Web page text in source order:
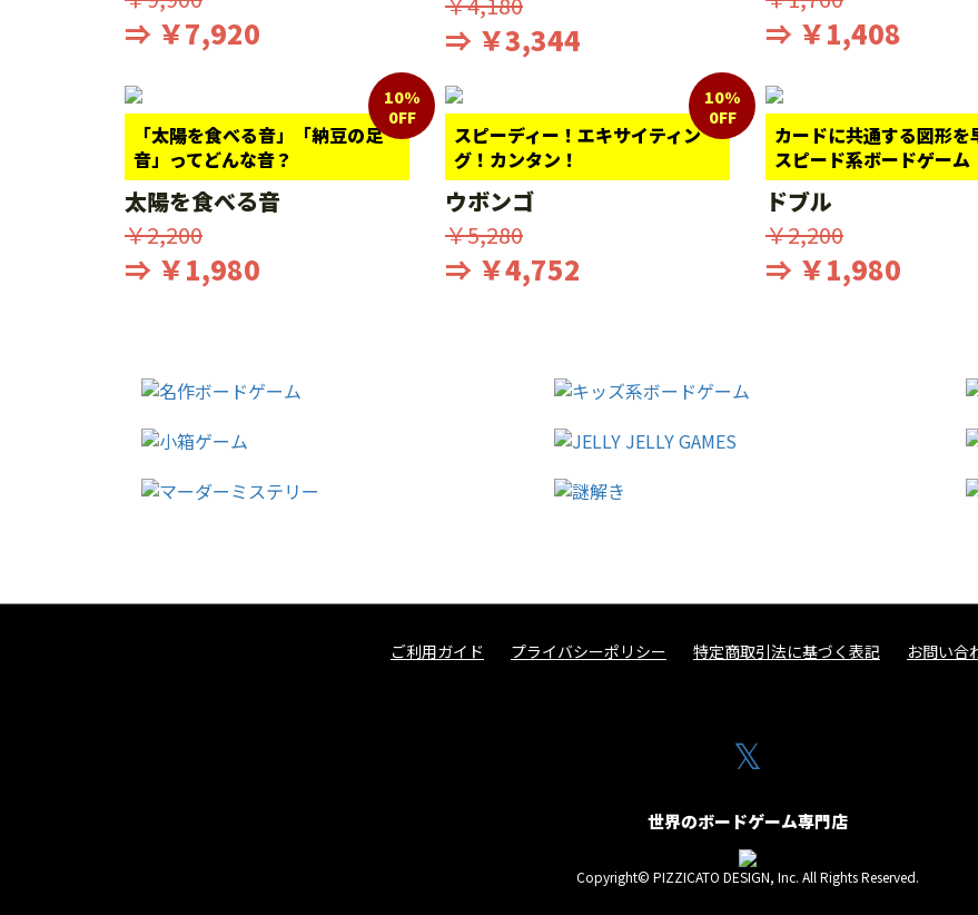
⇒ ￥7,920 ⇒ ￥3,344 ⇒ ￥1,408
「太陽を食べる音」「納豆の足
音」ってどんな音？
10%
0FF
太陽を食べる音
￥2,200
⇒ ￥1,980
スピーディー！エキサイティン
グ！カンタン！
10%
0FF
ウボンゴ
￥5,280
⇒ ￥4,752
カードに共通する図形を
スピード系ボードゲーム
ドブル
￥2,200
⇒ ￥1,980
ご利用ガイド プライバシーポリシー 特定商取引法に基づく表記 お問い合
𝕏
世界のボードゲーム専門店
Copyright© PIZZICATO DESIGN, Inc. All Rights Reserved.